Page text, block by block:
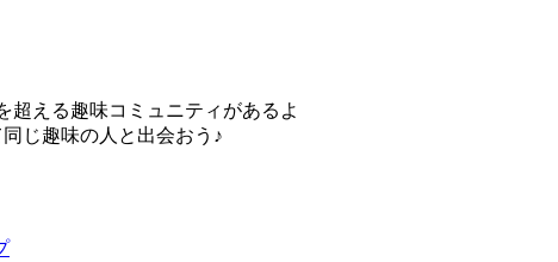
超える趣味コミュニティがあるよ
じ趣味の人と出会おう♪